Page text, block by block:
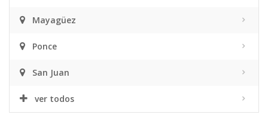
Mayagüez
Ponce
San Juan
ver todos